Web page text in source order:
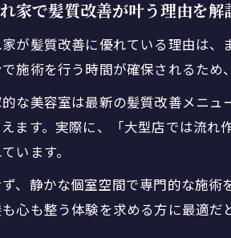
家で髪質改善が叶う理由を解
が髪質改善に優れている理由は、
施術を行う時間が確保されるため
な美容室は最新の髪質改善メニ
ます。実際に、「大型店では流
います。
、静かな個室空間で専門的な施
心も整う体験を求める方に最適だ